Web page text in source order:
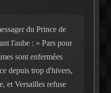
du Prince de
l'aube : « Pars pour
sont enfermées
depuis trop d'hivers,
et Versailles refuse